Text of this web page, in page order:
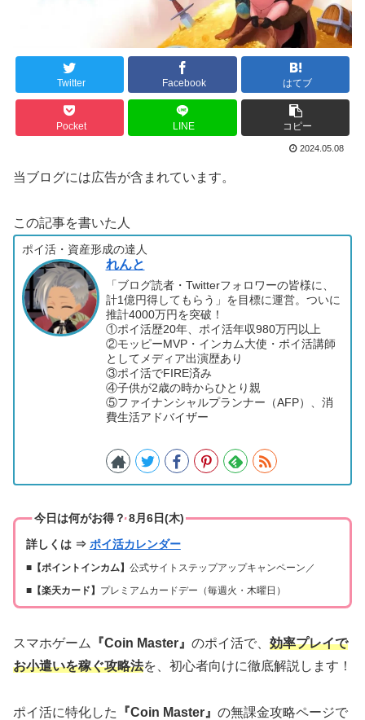
Twitter Facebook はてブ
Pocket LINE コピー
2024.05.08
当ブログには広告が含まれています。
この記事を書いた人
ポイ活・資産形成の達人
れんと
「ブログ読者・Twitterフォロワーの皆様に、
計1億円得してもらう」を目標に運営。ついに
推計4000万円を突破！
①ポイ活歴20年、ポイ活年収980万円以上
②モッピーMVP・インカム大使・ポイ活講師
としてメディア出演歴あり
③ポイ活でFIRE済み
④子供が2歳の時からひとり親
⑤ファイナンシャルプランナー（AFP）、消
費生活アドバイザー
今日は何がお得？ 8月6日(木)
詳しくは ⇒ ポイ活カレンダー
■【ポイントインカム】 公式サイトステップアップキャンペーン／
■【楽天カード】 プレミアムカードデー（毎週火・木曜日）
スマホゲーム 『Coin Master 』 のポイ活で、 効率プレイで
お小遣いを稼ぐ攻略法を、初心者向けに徹底解説します！
ポイ活に特化した 『Coin Master』 の無課金攻略ページで